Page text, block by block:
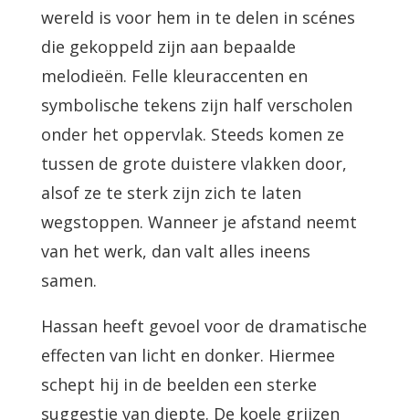
wereld is voor hem in te delen in scénes
die gekoppeld zijn aan bepaalde
melodieën. Felle kleuraccenten en
symbolische tekens zijn half verscholen
onder het oppervlak. Steeds komen ze
tussen de grote duistere vlakken door,
alsof ze te sterk zijn zich te laten
wegstoppen. Wanneer je afstand neemt
van het werk, dan valt alles ineens
samen.
Hassan heeft gevoel voor de dramatische
effecten van licht en donker. Hiermee
schept hij in de beelden een sterke
suggestie van diepte. De koele grijzen